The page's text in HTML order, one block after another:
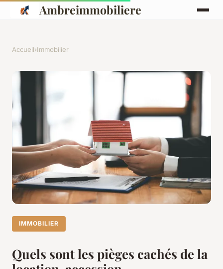
Ambreimmobiliere
Accueil›Immobilier
IMMOBILIER
Quels sont les pièges cachés de la